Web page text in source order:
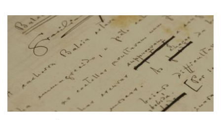
Reprodução
Extroversão
Projeto Brasil-África
Projeto Brasil Ciência
Dicionários
Bluteau